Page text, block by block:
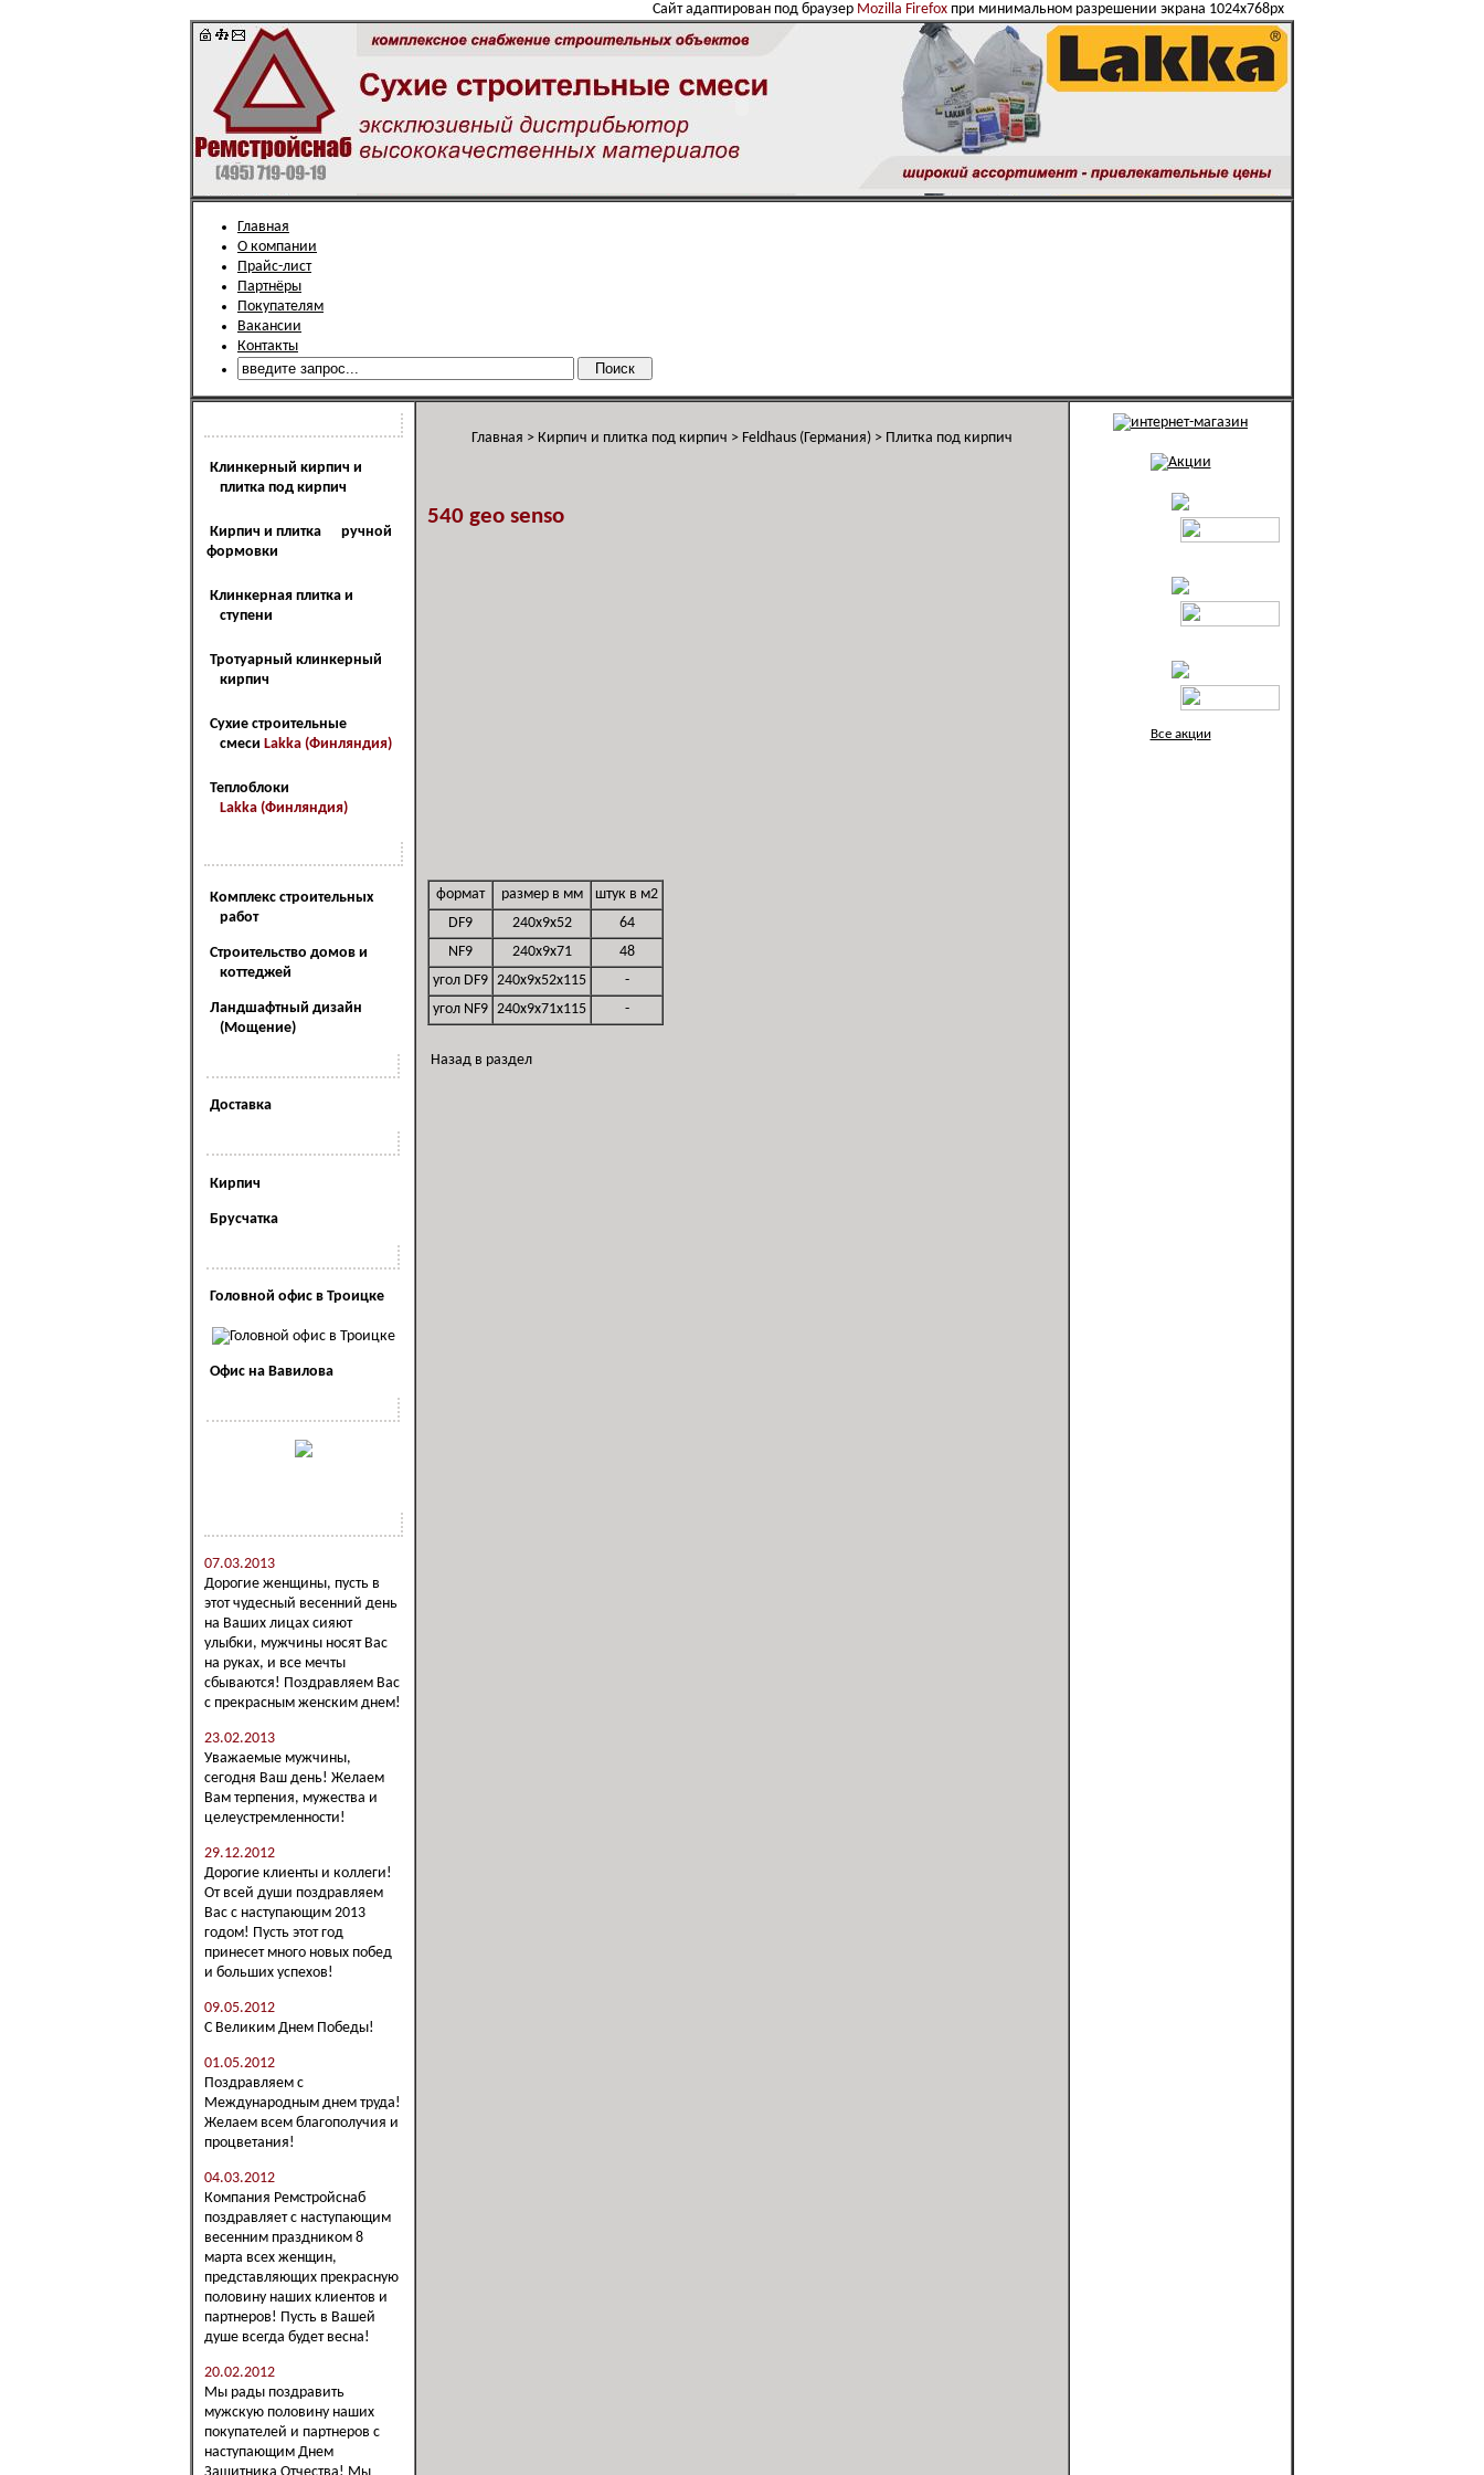
Сайт адаптирован под браузер Mozilla Firefox при минимальном разрешении экрана 1024х768px
Главная
О компании
Прайс-лист
Партнёры
Покупателям
Вакансии
Контакты
Клинкерный кирпич и
плитка под кирпич
Кирпич и плитка ручной
формовки
Клинкерная плитка и
ступени
Тротуарный клинкерный
кирпич
Сухие строительные
смеси Lakka (Финляндия)
Теплоблоки
Lakka (Финляндия)
Комплекс строительных
работ
Cтроительство домов и
коттеджей
Ландшафтный дизайн
(Мощение)
Доставка
Кирпич
Брусчатка
Головной офис в Троицке
Офис на Вавилова
07.03.2013
Дорогие женщины, пусть в
этот чудесный весенний день
на Ваших лицах сияют
улыбки, мужчины носят Вас
на руках, и все мечты
сбываются! Поздравляем Вас
с прекрасным женским днем!
23.02.2013
Уважаемые мужчины,
сегодня Ваш день! Желаем
Вам терпения, мужества и
целеустремленности!
29.12.2012
Дорогие клиенты и коллеги!
От всей души поздравляем
Вас с наступающим 2013
годом! Пусть этот год
принесет много новых побед
и больших успехов!
09.05.2012
С Великим Днем Победы!
01.05.2012
Поздравляем с
Международным днем труда!
Желаем всем благополучия и
процветания!
04.03.2012
Компания Ремстройснаб
поздравляет с наступающим
весенним праздником 8
марта всех женщин,
представляющих прекрасную
половину наших клиентов и
партнеров! Пусть в Вашей
душе всегда будет весна!
20.02.2012
Мы рады поздравить
мужскую половину наших
покупателей и партнеров с
наступающим Днем
Главная > Кирпич и плитка под кирпич > Feldhaus (Германия) > Плитка под кирпич
540 geo senso
формат размер в мм
штук в м2
DF9
240x9x52
64
NF9
240x9x71
48
угол DF9 240x9x52x115
-
угол NF9 240x9x71x115 -
Назад в раздел
Все акции